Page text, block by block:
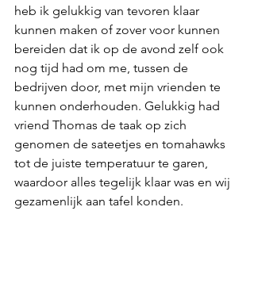
heb ik gelukkig van tevoren klaar
kunnen maken of zover voor kunnen
bereiden dat ik op de avond zelf ook
nog tijd had om me, tussen de
bedrijven door, met mijn vrienden te
kunnen onderhouden. Gelukkig had
vriend Thomas de taak op zich
genomen de sateetjes en tomahawks
tot de juiste temperatuur te garen,
waardoor alles tegelijk klaar was en wij
gezamenlijk aan tafel konden.